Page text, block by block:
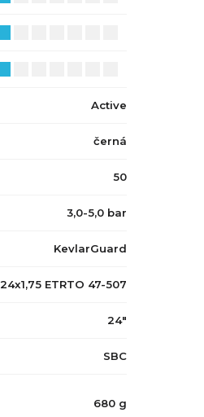
Active
černá
50
3,0-5,0 bar
KevlarGuard
24x1,75 ETRTO 47-507
24"
SBC
680 g